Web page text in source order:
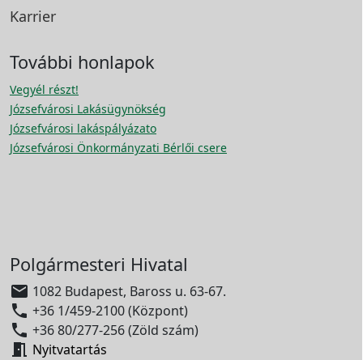
Karrier
További honlapok
Vegyél részt!
Józsefvárosi Lakásügynökség
Józsefvárosi lakáspályázato
Józsefvárosi Önkormányzati Bérlői csere
Polgármesteri Hivatal
 1082 Budapest, Baross u. 63-67.
 +36 1/459-2100 (Központ)
 +36 80/277-256 (Zöld szám)
 Nyitvatartás